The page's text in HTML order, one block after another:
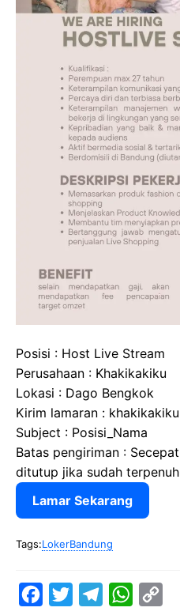
Posisi : Host Live Stream
Perusahaan : Khakikakiku
Lokasi : Dago Bengkok
Kirim lamaran :
Subject : Posisi_Nama
Batas pengiriman :
ditutup jika sudah
Lamar Sekarang
Tags:LokerBandung
W